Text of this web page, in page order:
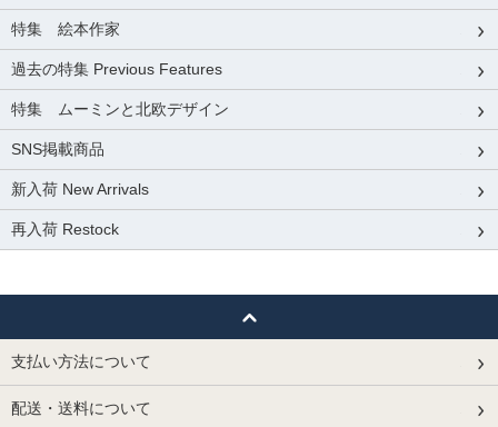
特集 絵本作家
過去の特集 Previous Features
特集 ムーミンと北欧デザイン
SNS掲載商品
新入荷 New Arrivals
再入荷 Restock
支払い方法について
配送・送料について